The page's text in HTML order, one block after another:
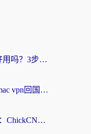
海外党必看：云极和biubiu好用吗？3步选对回国加速器，无缝刷国内剧玩手游
海外Mac用户必看：如何用mac vpn回国实现无缝刷国内剧玩国服？
海外党选回国加速器不用愁：ChickCN和SpeedCN好用吗？实测对比+避坑指南